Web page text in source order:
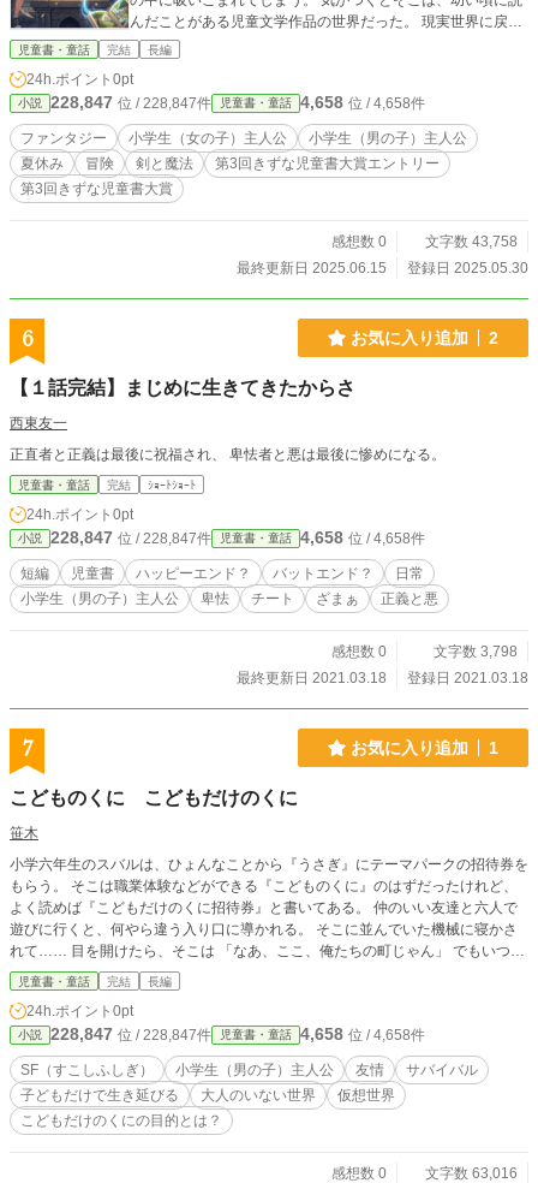
んだことがある児童文学作品の世界だった。 現実世界に戻る
手がかりもないまま、チハルたちは作中の主人公のように物
界』をめぐることになる。 やがて、ある『未完の物語の世
界』に辿り着き、そこでマリンが叶えたかった願いとは――
大切なものは物語の中で、ずっと待っていた。
児童書・童話 完結 長編
24h.ポイント 0pt
小説 228,847 位 / 228,847件 児童書・童話 4,658 位 / 4,658件
ファンタジー 小学生（女の子）主人公
小学生（男の子）主人公
夏休み
冒険 剣と魔法
第3回きずな児童書大賞エントリー
第3回きずな児童書大賞
感想数 0
文字数 43,758
最終更新日 2025.06.15
登録日 2025.05.30
6 お気に入り追加 2
【１話完結】まじめに生きてきたからさ
西東友一
正直者と正義は最後に祝福され、 卑怯者と悪は最後に惨めになる。
児童書・童話 完結 ｼｮｰﾄｼｮｰﾄ
24h.ポイント 0pt
小説 228,847 位 / 228,847件 児童書・童話 4,658 位 / 4,658件
短編 児童書 ハッピーエンド？ バットエンド？
日常
小学生（男の子）主人公
卑怯 チート ざまぁ 正義と悪
感想数 0
文字数 3,798
最終更新日 2021.03.18
登録日 2021.03.18
7 お気に入り追加 1
こどものくに こどもだけのくに
笹木
小学六年生のスバルは、ひょんなことから『うさぎ』にテーマパークの招待券を
もらう。 そこは職業体験などができる『こどものくに』のはずだったけれど、
よく読めば『こどもだけのくに招待券』と書いてある。 仲のいい友達と六人で
遊びに行くと、何やら違う入り口に導かれる。 そこに並んでいた機械に寝かさ
れて…… 目を開けたら、そこは 「なあ、ここ、俺たちの町じゃん」 でもいつも
と違うところがある。 だって、ここには大人がいない。 いや。大人だけじゃな
い。 オレたちの他には、誰もいないんじゃないか？
児童書・童話 完結 長編
24h.ポイント 0pt
小説 228,847 位 / 228,847件 児童書・童話 4,658 位 / 4,658件
SF（すこしふしぎ） 小学生（男の子）主人公 友情
サバイバル
子どもだけで生き延びる
大人のいない世界
仮想世界
こどもだけのくにの目的とは？
感想数 0
文字数 63,016